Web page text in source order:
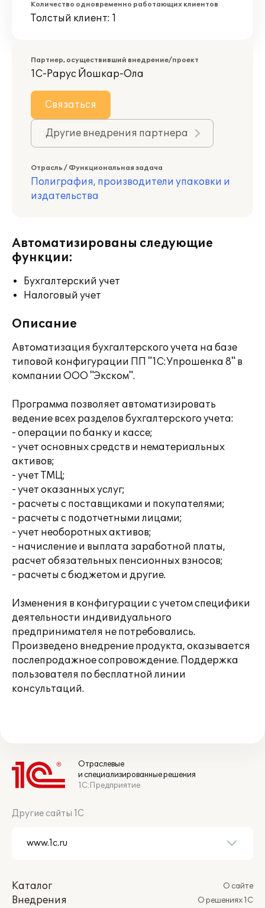
Количество одновременно работающих клиентов
Толстый клиент: 1
Партнер, осуществивший внедрение/проект
1С-Рарус Йошкар-Ола
Связаться
Другие внедрения партнера
Отрасль / Функциональная задача
Полиграфия, производители упаковки и
издательства
Автоматизированы следующие
функции:
Бухгалтерский учет
Налоговый учет
Описание
Автоматизация бухгалтерского учета на базе
типовой конфигурации ПП "1C:Упрошенка 8" в
компании ООО "Экском".
Программа позволяет автоматизировать
ведение всех разделов бухгалтерского учета:
- операции по банку и кассе;
- учет основных средств и нематериальных
активов;
- учет ТМЦ;
- учет оказанных услуг;
- расчеты с поставщиками и покупателями;
- расчеты с подотчетными лицами;
- учет необоротных активов;
- начисление и выплата заработной платы,
расчет обязательных пенсионных взносов;
- расчеты с бюджетом и другие.
Изменения в конфигурации с учетом специфики
деятельности индивидуального
предпринимателя не потребовались.
Произведено внедрение продукта, оказывается
послепродажное сопровождение. Поддержка
пользователя по бесплатной линии
консультаций.
Отраслевые
и специализированные решения
1С:Предприятие
Другие сайты 1С
Каталог
Внедрения
О сайте
О решениях 1С